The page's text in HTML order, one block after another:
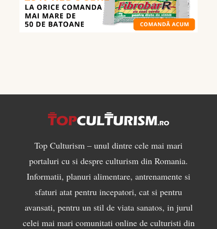
mănânci
pentru
masă
musculară
Top Culturism – unul dintre cele mai mari
portaluri cu si despre culturism din Romania.
Informatii, planuri alimentare, antrenamente si
sfaturi atat pentru incepatori, cat si pentru
avansati, pentru un stil de viata sanatos, in jurul
celei mai mari comunitati online de culturisti din